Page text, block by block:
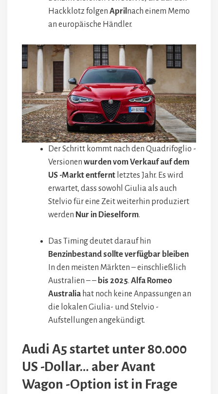
Hackklotz folgen April nach einem Memo
an europäische Händler.
Der Schritt kommt nach den Quadrifoglio -
Versionen wurden vom Verkauf auf dem
US -Markt entfernt letztes Jahr. Es wird
erwartet, dass sowohl Giulia als auch
Stelvio für eine Zeit weiterhin produziert
werden Nur in Dieselform.
Das Timing deutet darauf hin
Benzinbestand sollte verfügbar bleiben
In den meisten Märkten – einschließlich
Australien – – bis 2025. Alfa Romeo
Australia hat noch keine Anpassungen an
die lokalen Giulia- und Stelvio -
Aufstellungen angekündigt.
Audi A5 startet unter 80.000
US -Dollar… aber Avant
Wagon -Option ist in Frage